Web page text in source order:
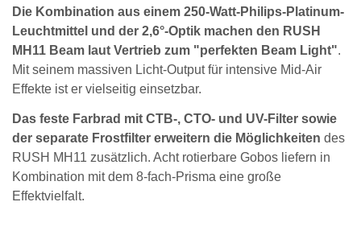
Die Kombination aus einem 250-Watt-Philips-Platinum-
Leuchtmittel und der 2,6°-Optik machen den RUSH
MH11 Beam laut Vertrieb zum "perfekten Beam Light".
Mit seinem massiven Licht-Output für intensive Mid-Air
Effekte ist er vielseitig einsetzbar.
Das feste Farbrad mit CTB-, CTO- und UV-Filter sowie
der separate Frostfilter erweitern die Möglichkeiten des
RUSH MH11 zusätzlich. Acht rotierbare Gobos liefern in
Kombination mit dem 8-fach-Prisma eine große
Effektvielfalt.